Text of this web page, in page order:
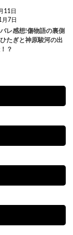
11日
7日
レ感想!傷物語の裏側
たぎと神原駿河の出
？